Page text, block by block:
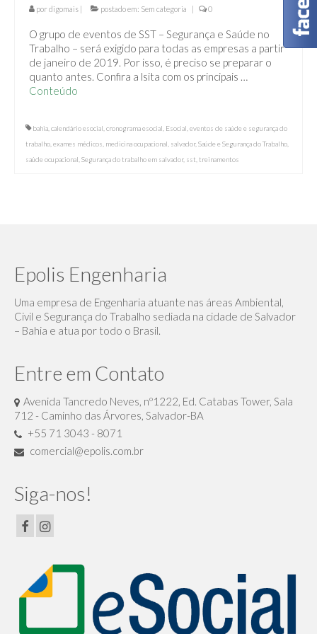
Ambientais
PPP – Perfil Profissiográfico Previdenciário
Projeto de Combate a incêndio
ENGENHARIA
PALESTRAS E TREINAMENTOS
Parceiros
Intranet
pordigomais | postado em: Sem categoria | 0
O grupo de eventos de SST – Segurança e Saúde no
Trabalho – será exigido para todas as empresas a partir
de janeiro de 2019. Por isso, é preciso se preparar o
quanto antes. Confira a lsita com os principais …
Conteúdo
bahia calendário esocial cronograma esocial Esocial eventos de saúde e segurança do
trabalho exames médicos medicina ocupacional salvador, Saúde e Segurança do Trabalho
saúde ocupacional Segurança do trabalho em salvador, sst treinamentos
Epolis Engenharia
Uma empresa de Engenharia atuante nas áreas Ambiental,
Civil e Segurança do Trabalho sediada na cidade de Salvador
– Bahia e atua por todo o Brasil.
Entre em Contato
Avenida Tancredo Neves, nº1222, Ed. Catabas Tower, Sala
712 - Caminho das Árvores, Salvador-BA
+55 71 3043 - 8071
comercial@epolis.com.br
Siga-nos!